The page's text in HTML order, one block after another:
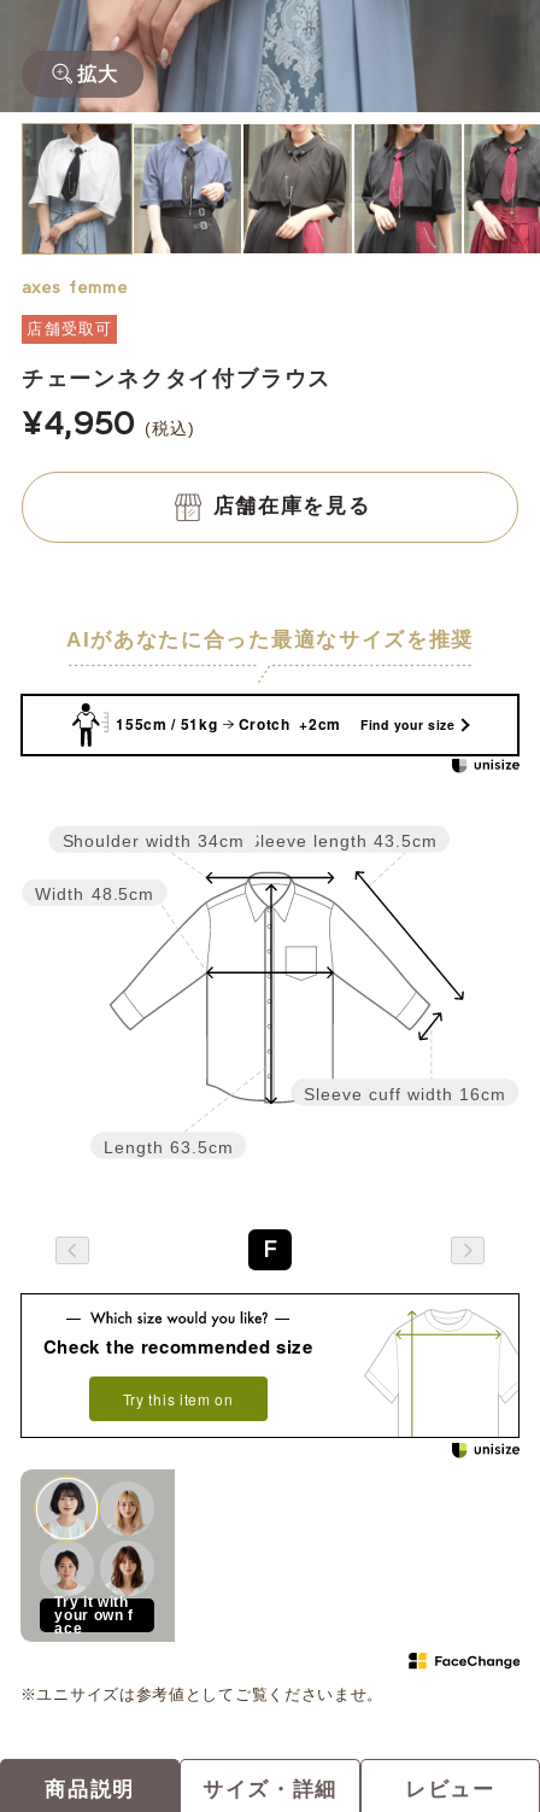
拡大
axes femme
店舗受取可
チェーンネクタイ付ブラウス
¥4,950 (税込)
店舗在庫を見る
AIがあなたに合った最適なサイズを推奨
155cm / 51kg Crotch +2cm Find your size
Sleeve cuff width 16cm
Sleeve length 43.5cm
Length 63.5cm
Width 48.5cm
Shoulder width 34cm
F
Check the recommended size
Try this item on
Try it with
your own f
ace
※ユニサイズは参考値としてご覧くださいませ。
商品説明 サイズ・詳細 レビュー